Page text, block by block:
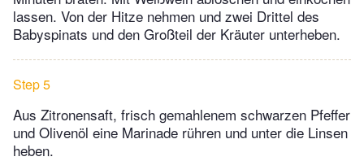
lassen. Von der Hitze nehmen und zwei Drittel des
Babyspinats und den Großteil der Kräuter unterheben.
Step 5
Aus Zitronensaft, frisch gemahlenem schwarzen Pfeffer
und Olivenöl eine Marinade rühren und unter die Linsen
heben.